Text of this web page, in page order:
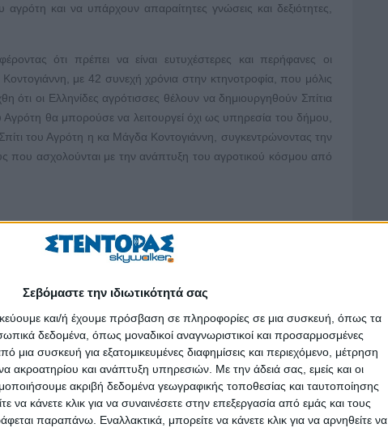
Σεβόμαστε την ιδιωτικότητά σας
και/ή έχουμε πρόσβαση σε πληροφορίες σε μια συσκευή, όπως τα
δεδομένα, όπως μοναδικοί αναγνωριστικοί και προσαρμοσμένες
μια συσκευή για εξατομικευμένες διαφημίσεις και περιεχόμενο, μέτρηση
ακροατηρίου και ανάπτυξη υπηρεσιών. Με την άδειά σας, εμείς και οι
ακριβή δεδομένα γεωγραφικής τοποθεσίας και ταυτοποίησης
κάνετε κλικ για να συναινέσετε στην επεξεργασία από εμάς και τους
παραπάνω. Εναλλακτικά, μπορείτε να κάνετε κλικ για να αρνηθείτε να
και να υπάρχουν απαραίτητες γνώσεις και δεξιότητες,
ότι πρέπει να είναι ευτυχέστερες και περήφανες οι
με 42 συνεχή χρόνια στην κτηνοτροφία, που μόλις
ότι οι Ελληνίδες αγρότισσες θέλουν να δημιουργηθούν Σπίτια
θα μπορούσε να λειτουργεί όχι ως υπηρεσία του δήμου,
του Αγρότη η κα Μάγδα Κοντογιάννη, συγκεντρώνοντας την
που ασχολούνται με την ανάπτυξη του αγροτικού κόσμου από
βάζεις τον αγρότη να πηγαινοέρχεται από μια υπηρεσία στην
χρόνου. Οι υπάλληλοι έχουν βρει τον τρόπο να κάνουν
στο άλλο. Όλα να γίνονται εσωτερικά. Απλώς ο αγρότης
να βρίσκονται εκεί και να οργανώνονται πολλές εκδηλώσεις
τους απλούς ανθρώπους, όπως είναι οι αγρότες. Συνεχείς,
και να συζητούν στα καφενεία με τους αγρότες.
από άλλους ενηλίκους. Πρέπει να οργανώνονται επισκέψεις
είναι το σημαντικό και πρέπει να είναι οργανωμένο. Εκεί θα
τις δυνατότητες της περιοχής τους και του τόπου